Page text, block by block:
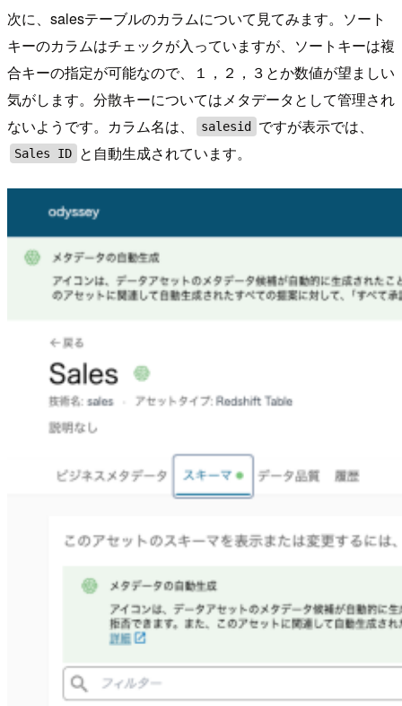
次に、salesテーブルのカラムについて見てみます。ソート
キーのカラムはチェックが入っていますが、ソートキーは複
合キーの指定が可能なので、１，２，３とか数値が望ましい
気がします。分散キーについてはメタデータとして管理され
ないようです。カラム名は、
salesid ですが表示では、
Sales ID と自動生成されています。